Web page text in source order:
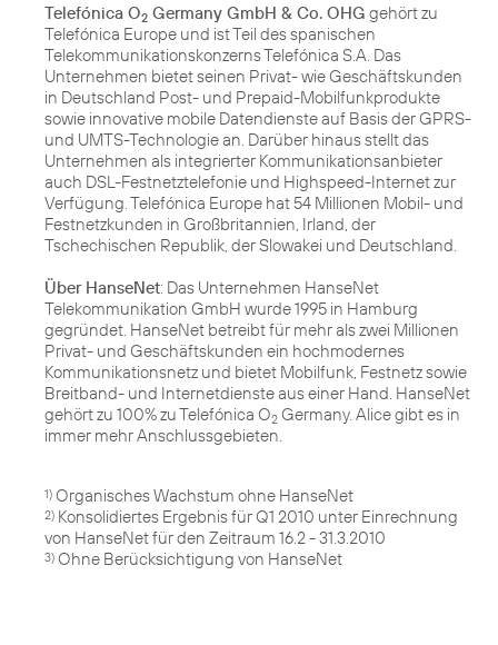
Telefónica O2 Germany GmbH & Co. OHG gehört zu
Telefónica Europe und ist Teil des spanischen
Telekommunikationskonzerns Telefónica S.A. Das
Unternehmen bietet seinen Privat- wie Geschäftskunden
in Deutschland Post- und Prepaid-Mobilfunkprodukte
sowie innovative mobile Datendienste auf Basis der GPRS-
und UMTS-Technologie an. Darüber hinaus stellt das
Unternehmen als integrierter Kommunikationsanbieter
auch DSL-Festnetztelefonie und Highspeed-Internet zur
Verfügung. Telefónica Europe hat 54 Millionen Mobil- und
Festnetzkunden in Großbritannien, Irland, der
Tschechischen Republik, der Slowakei und Deutschland.
Über HanseNet: Das Unternehmen HanseNet
Telekommunikation GmbH wurde 1995 in Hamburg
gegründet. HanseNet betreibt für mehr als zwei Millionen
Privat- und Geschäftskunden ein hochmodernes
Kommunikationsnetz und bietet Mobilfunk, Festnetz sowie
Breitband- und Internetdienste aus einer Hand. HanseNet
gehört zu 100% zu Telefónica O2 Germany. Alice gibt es in
immer mehr Anschlussgebieten.
1)
2) Konsolidiertes Ergebnis für Q1 2010 unter Einrechnung
3) Ohne Berücksichtigung von HanseNet